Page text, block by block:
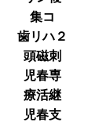
集コ
歯リハ２
頭磁刺
児春専
療活継
児春支